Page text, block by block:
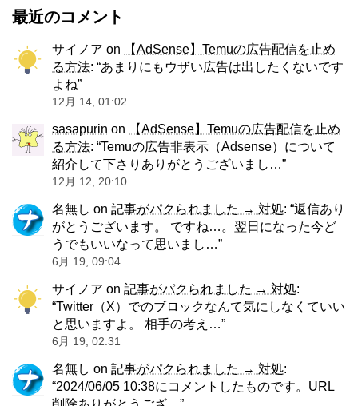
最近のコメント
サイノア on
【AdSense】Temuの広告配信を止め
る方法: “あまりにもウザい広告は出したくないです
よね”
12月 14, 01:02
sasapurin on
【AdSense】Temuの広告配信を止め
る方法: “Temuの広告非表示（Adsense）について
紹介して下さりありがとうございまし…”
12月 12, 20:10
名無し on 記事がパクられました → 対処: “返信あり
がとうございます。 ですね…。翌日になった今ど
うでもいいなって思いまし…”
6月 19, 09:04
サイノア on 記事がパクられました → 対処:
“Twitter（X）でのブロックなんて気にしなくていい
と思いますよ。 相手の考え…”
6月 19, 02:31
名無し on 記事がパクられました → 対処:
“2024/06/05 10:38にコメントしたものです。URL